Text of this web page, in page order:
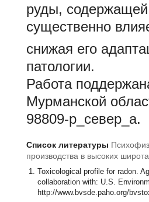
руды,
существенно
снижая его
патологии.
Работа
Мурманской
98809-р_север_а.
Список литературы
производства в высоких
Toxicological profile for radon.
collaboration with: U.S.
http://www.bvsde.paho.org/